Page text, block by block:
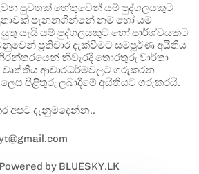
පුවතක් හේතුවෙන් යම් පුද්ගලයකුට
පැනනගින්නේ නම් හෝ යම්
යැයි යම් පුද්ගලයකුට හෝ පාර්ශ්වයකට
ප්‍රතිචාර දැක්වීමට සම්පූර්ණ අයිතිය
නිවැරදි තොරතුරු වාර්තා
වෘත්තීය ආචාරධර්මවලට ගරුකරන
පිළිතුරු ලබාදීමේ අයිතියට ගරුකරයි.
අපට දැනුම්දෙන්න..
by BLUESKY.LK